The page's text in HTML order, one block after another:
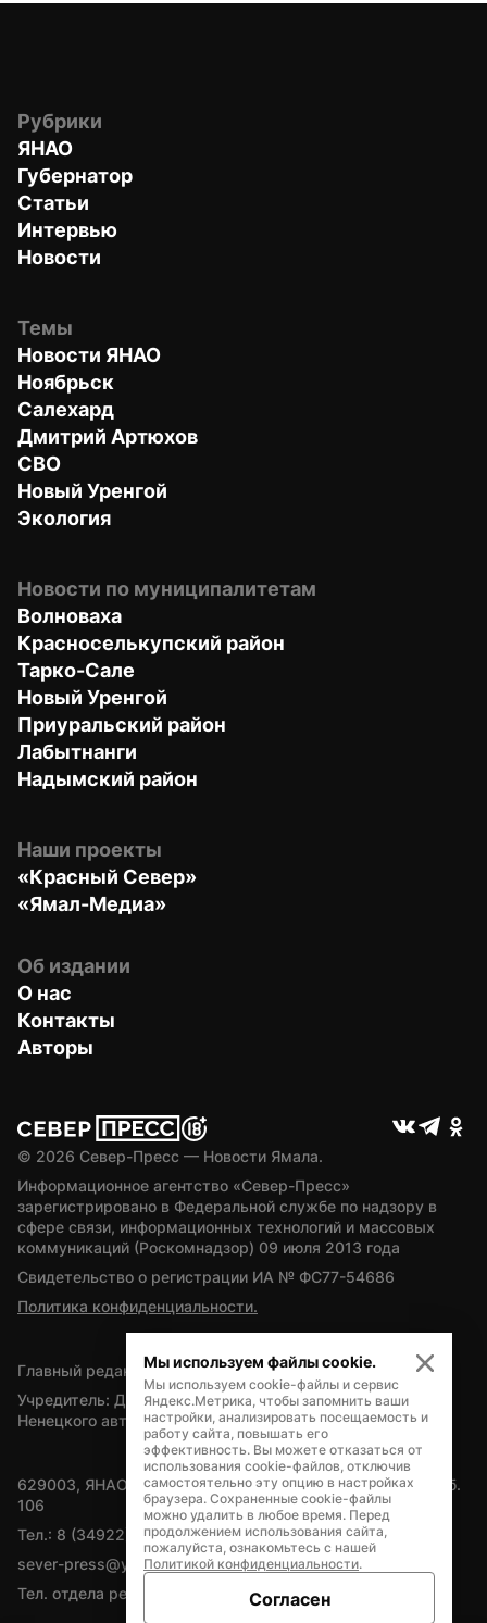
Рубрики
ЯНАО
Губернатор
Статьи
Интервью
Новости
Темы
Новости ЯНАО
Ноябрьск
Салехард
Дмитрий Артюхов
СВО
Новый Уренгой
Экология
Новости по муниципалитетам
Волноваха
Красноселькупский район
Тарко-Сале
Новый Уренгой
Приуральский район
Лабытнанги
Надымский район
Наши проекты
«Красный Север»
«Ямал-Медиа»
Об издании
О нас
Контакты
Авторы
© 2026 Север-Пресс — Новости Ямала.
Информационное агентство «Север-Пресс»
зарегистрировано в Федеральной службе по надзору в
сфере связи, информационных технологий и массовых
коммуникаций (Роскомнадзор) 09 июля 2013 года
Свидетельство о регистрации ИА № ФС77-54686
Политика конфиденциальности.
Главный редактор — А.Л. Поздеев
Учредитель: Департамент внутренней политики Ямало-
Ненецкого автономного округа
629003, ЯНАО, Салехард, мкр. Богдана Кнунянца, д.1, каб.
106
Тел.: 8 (34922) 71262
sever-press@yamal-media.ru
Тел. отдела рекламы: 8 (34922) 42728
Мы используем файлы cookie.
Мы используем cookie-файлы и сервис
Яндекс.Метрика, чтобы запомнить ваши
настройки, анализировать посещаемость и
работу сайта, повышать его
эффективность. Вы можете отказаться от
использования cookie-файлов, отключив
самостоятельно эту опцию в настройках
браузера. Сохраненные cookie-файлы
можно удалить в любое время. Перед
продолжением использования сайта,
пожалуйста, ознакомьтесь с нашей
Политикой конфиденциальности.
Согласен